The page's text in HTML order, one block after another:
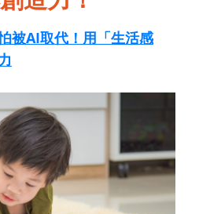
被AI取代！用「生活感